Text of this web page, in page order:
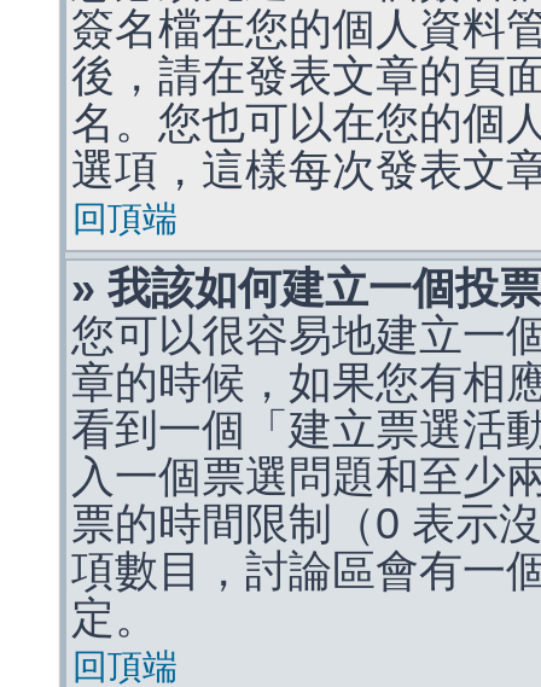
簽名檔在您的個人資料
後，請在發表文章的頁
名。您也可以在您的個
選項，這樣每次發表文
回頂端
» 我該如何建立一個投
您可以很容易地建立一
章的時候，如果您有相
看到一個「建立票選活
入一個票選問題和至少
票的時間限制（0 表示
項數目，討論區會有一
定。
回頂端